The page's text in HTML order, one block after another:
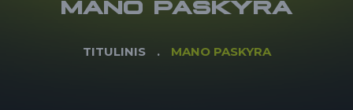
MANO PASKYRA
TITULINIS MANO PASKYRA